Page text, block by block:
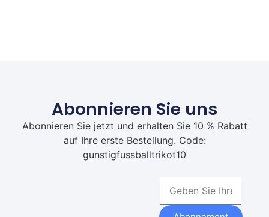
Abonnieren Sie uns
Abonnieren Sie jetzt und erhalten Sie 10 % Rabatt
auf Ihre erste Bestellung. Code:
gunstigfussballtrikot10